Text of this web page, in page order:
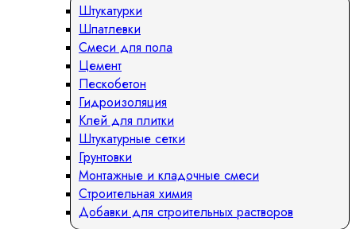
Штукатурки
Шпатлевки
Смеси для пола
Цемент
Пескобетон
Гидроизоляция
Клей для плитки
Штукатурные сетки
Грунтовки
Монтажные и кладочные смеси
Строительная химия
Добавки для строительных растворов